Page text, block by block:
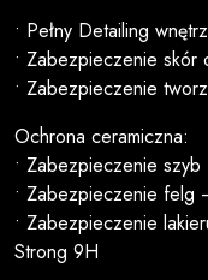
• Pełny Detailing
• Zabezpieczenie skór
• Zabezpieczenie
Ochrona ceramiczna:
• Zabezpieczenie
• Zabezpieczenie felg
• Zabezpieczenie
Strong 9H